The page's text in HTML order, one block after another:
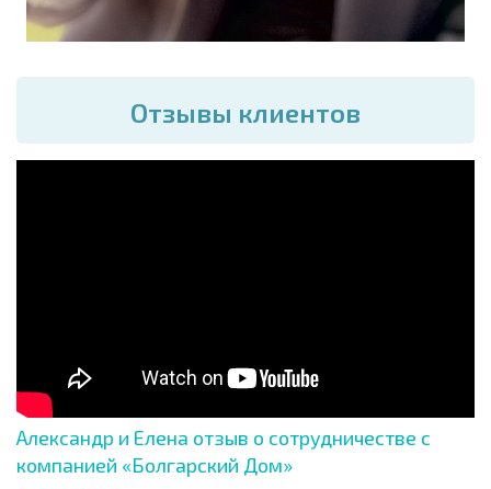
Отзывы клиентов
Александр и Елена отзыв о сотрудничестве с
компанией «Болгарский Дом»